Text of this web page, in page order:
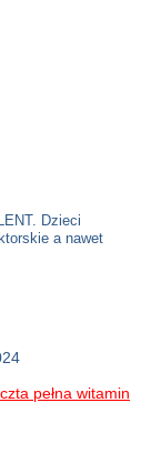
Dzieci
a nawet
pełna witamin